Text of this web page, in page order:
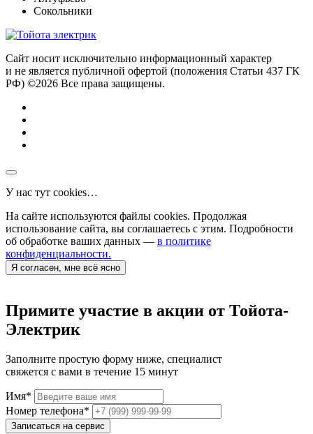
Сокольники
Сайт носит исключительно информационный характер
и не является публичной офертой (положения Статьи 437 ГК
РФ) ©2026 Все права защищены.
У нас тут cookies…
На сайте используются файлы cookies. Продолжая
использование сайта, вы соглашаетесь с этим. Подробности
об обработке ваших данных — в политике
конфиденциальности.
Я согласен, мне всё ясно
Примите участие в акции от Тойота-
Электрик
Заполните простую форму ниже, специалист
свяжется с вами в течение 15 минут
Имя*
Номер телефона*
Записаться на сервис